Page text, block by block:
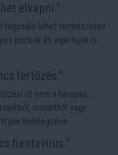
elkapni.”
rágcsáló lehet természetes
pockok és egérfajok is
fertőzés.”
út nem a harapás,
vizeletből vagy
por belélegzése.
hantavírus.”